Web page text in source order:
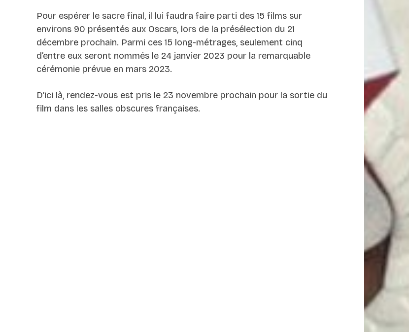
Pour espérer le sacre final, il lui faudra faire parti des 15 films sur
environs 90 présentés aux Oscars, lors de la présélection du 21
décembre prochain. Parmi ces 15 long-métrages, seulement cinq
d’entre eux seront nommés le 24 janvier 2023 pour la remarquable
cérémonie prévue en mars 2023.
D’ici là, rendez-vous est pris le 23 novembre prochain pour la sortie du
film dans les salles obscures françaises.